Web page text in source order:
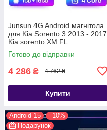
Junsun 4G Android магнітола
для Kia Sorento 3 2013 - 2017
Kia sorento XM FL
Готово до відправки
4 286 ₴ 4 762 ₴
Купити
Android 15
–10%
Подарунок